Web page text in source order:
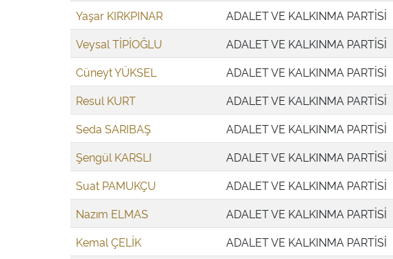
Yaşar KIRKPINAR
ADALET VE KALKINMA PARTİSİ
Veysal TİPİOĞLU
ADALET VE KALKINMA PARTİSİ
Cüneyt YÜKSEL
ADALET VE KALKINMA PARTİSİ
Resul KURT
ADALET VE KALKINMA PARTİSİ
Seda SARIBAŞ
ADALET VE KALKINMA PARTİSİ
Şengül KARSLI
ADALET VE KALKINMA PARTİSİ
Suat PAMUKÇU
ADALET VE KALKINMA PARTİSİ
Nazım ELMAS
ADALET VE KALKINMA PARTİSİ
Kemal ÇELİK
ADALET VE KALKINMA PARTİSİ